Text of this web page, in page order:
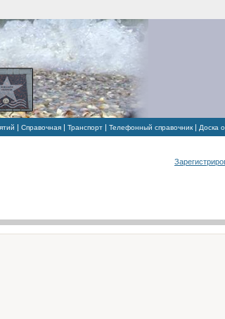
| Справочная| Транспорт| Телефонный справочник| Доска